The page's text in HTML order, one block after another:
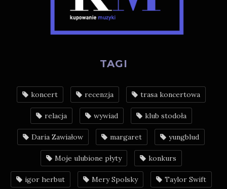
TAGI
koncert recenzja trasa koncertowa
relacja wywiad klub stodoła
Daria Zawiałow margaret yungblud
Moje ulubione płyty konkurs
igor herbut Mery Spolsky Taylor Swift